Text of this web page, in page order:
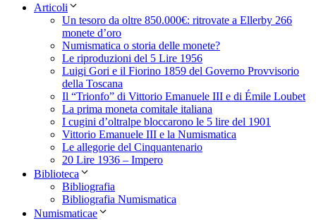
Articoli
Un tesoro da oltre 850.000€: ritrovate a Ellerby 266
monete d’oro
Numismatica o storia delle monete?
Le riproduzioni del 5 Lire 1956
Luigi Gori e il Fiorino 1859 del Governo Provvisorio
della Toscana
Il “Trionfo” di Vittorio Emanuele III e di Émile Loubet
La prima moneta comitale italiana
I cugini d’oltralpe bloccarono le 5 lire del 1901
Vittorio Emanuele III e la Numismatica
Le allegorie del Cinquantenario
20 Lire 1936 – Impero
Biblioteca
Bibliografia
Bibliografia Numismatica
Numismaticae